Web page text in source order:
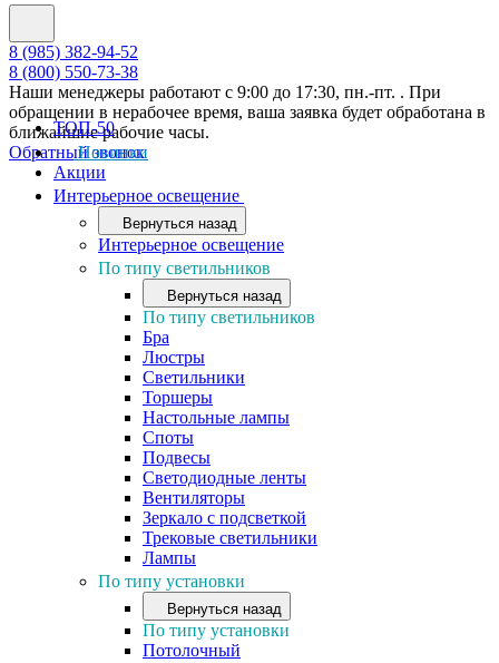
8 (985) 382-94-52
8 (800) 550-73-38
Наши менеджеры работают с 9:00 до 17:30, пн.-пт. . При
обращении в нерабочее время, ваша заявка будет обработана в
ближайшие рабочие часы.
Обратный звонок
ТОП-50
Новинки
Акции
Интерьерное освещение
Вернуться назад
Интерьерное освещение
По типу светильников
Вернуться назад
По типу светильников
Бра
Люстры
Светильники
Торшеры
Настольные лампы
Споты
Подвесы
Светодиодные ленты
Вентиляторы
Зеркало с подсветкой
Трековые светильники
Лампы
По типу установки
Вернуться назад
По типу установки
Потолочный